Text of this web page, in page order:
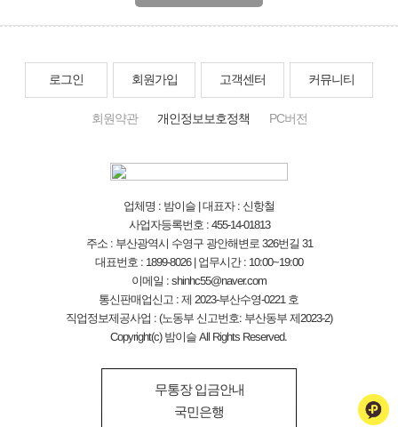
로그인 회원가입 고객센터 커뮤니티
회원약관 개인정보보호정책 PC버전
업체명 : 밤이슬 | 대표자 : 신항철
사업자등록번호 : 455-14-01813
주소 : 부산광역시 수영구 광안해변로 326번길 31
대표번호 : 1899-8026 | 업무시간 : 10:00~19:00
이메일 : shinhc55@naver.com
통신판매업신고 : 제 2023-부산수영-0221 호
직업정보제공사업 : (노동부 신고번호: 부산동부 제2023-2)
Copyright(c) 밤이슬 All Rights Reserved.
무통장 입금안내
국민은행